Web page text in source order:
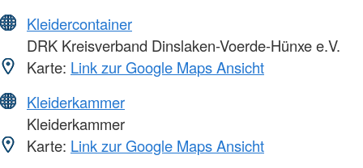
Kleidercontainer
DRK Kreisverband Dinslaken-Voerde-Hünxe e.V.
Karte: Link zur Google Maps Ansicht
Kleiderkammer
Kleiderkammer
Karte: Link zur Google Maps Ansicht